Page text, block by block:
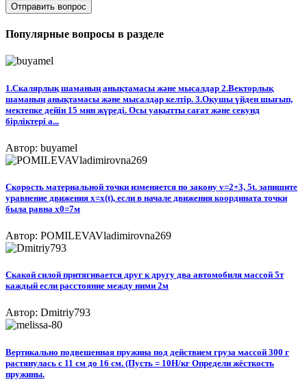
Отправить вопрос
Популярные вопросы в разделе
1.​​Скалярлық шаманың анықтамасы жəне мысалдар 2.​​Векторлық
шаманың анықтамасы жəне мысалдар келтір. 3.​​Оқушы үйден шығып,
мектепке дейiн 15 мин жүредi. Осы уақытты сағат жəне секунд
бiрлiктерi а...
Автор: buyamel
Скорость материальной точки изменяется по закону v=2+3, 5t. запишите
уравнение движения x=x(t), если в начале движения координата точки
была равна x0=7м​
Автор: POMILEVAVladimirovna269
Скакой силой притягивается друг к другу два автомобиля массой 5т
каждый если расстояние между ними 2м
Автор: Dmitriy793
Вертикально подвешенная пружина под действием груза массой 300 г
растянулась с 11 см до 16 см. (Пусть = 10Н/кг Определи жёсткость
пружины.